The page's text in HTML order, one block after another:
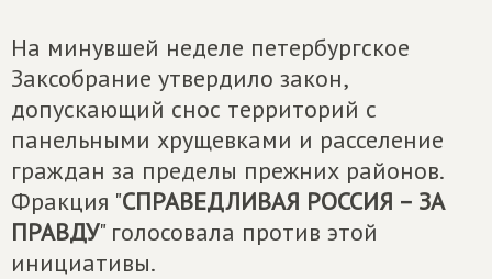
На минувшей неделе петербургское
Заксобрание утвердило закон,
допускающий снос территорий с
панельными хрущевками и расселение
граждан за пределы прежних районов.
Фракция "СПРАВЕДЛИВАЯ РОССИЯ – ЗА
ПРАВДУ" голосовала против этой
инициативы.